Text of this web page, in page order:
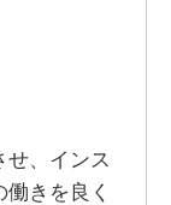
、インス
きを良く